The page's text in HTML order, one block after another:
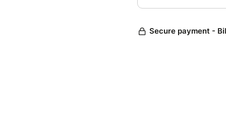
Secure payment -